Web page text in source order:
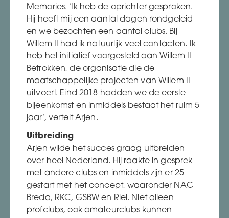
Memories. ‘Ik heb de oprichter gesproken.
Hij heeft mij een aantal dagen rondgeleid
en we bezochten een aantal clubs. Bij
Willem II had ik natuurlijk veel contacten. Ik
heb het initiatief voorgesteld aan Willem II
Betrokken, de organisatie die de
maatschappelijke projecten van Willem II
uitvoert. Eind 2018 hadden we de eerste
bijeenkomst en inmiddels bestaat het ruim 5
jaar’, vertelt Arjen.
Uitbreiding
Arjen wilde het succes graag uitbreiden
over heel Nederland. Hij raakte in gesprek
met andere clubs en inmiddels zijn er 25
gestart met het concept, waaronder NAC
Breda, RKC, GSBW en Riel. Niet alleen
profclubs, ook amateurclubs kunnen